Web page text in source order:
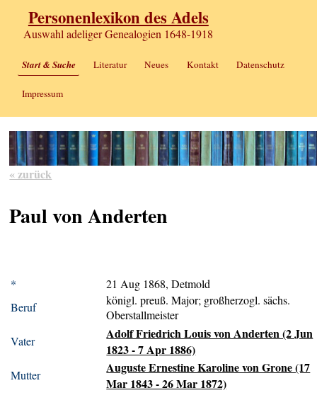
Personenlexikon des Adels
Auswahl adeliger Genealogien 1648-1918
Start & Suche Literatur Neues Kontakt Datenschutz
Impressum
« zurück
Paul von Anderten
*
21 Aug 1868, Detmold
Beruf
königl. preuß. Major; großherzogl. sächs.
Oberstallmeister
Vater
Adolf Friedrich Louis von Anderten (2 Jun
1823 - 7 Apr 1886)
Mutter
Auguste Ernestine Karoline von Grone (17
Mar 1843 - 26 Mar 1872)